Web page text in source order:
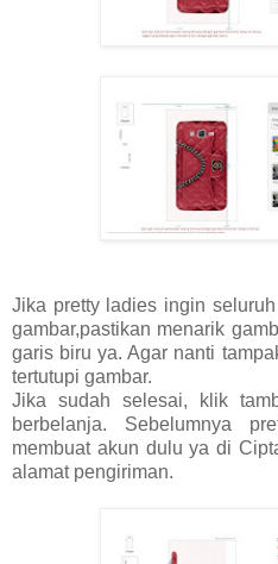
Jika pretty ladies ingin
gambar,pastikan menarik
garis biru ya. Agar nanti
tertutupi gambar.
Jika sudah selesai, klik
berbelanja. Sebelumnya
membuat akun dulu ya di
alamat pengiriman.